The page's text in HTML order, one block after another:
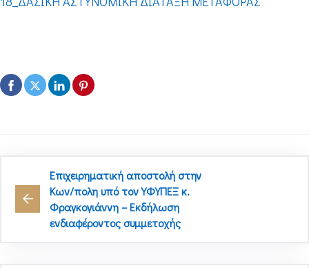
Επιχειρηματική αποστολή στην
Κων/πολη υπό τον ΥΦΥΠΕΞ κ.
Φραγκογιάννη – Εκδήλωση
ενδιαφέροντος συμμετοχής